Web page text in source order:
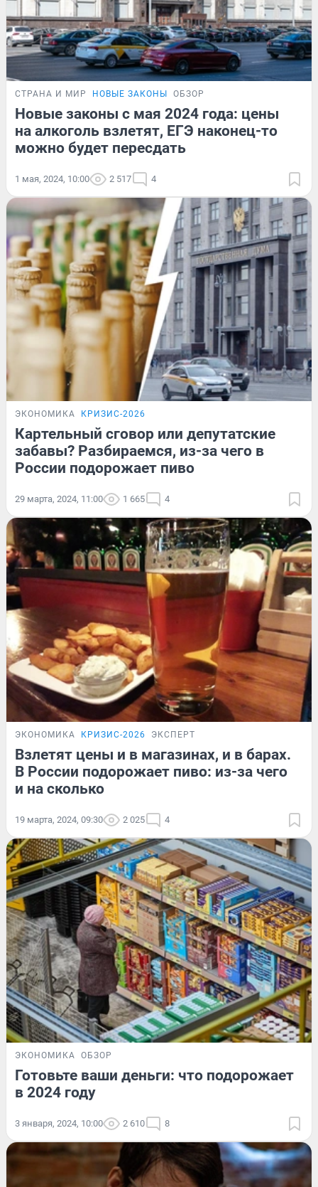
СТРАНА И МИР НОВЫЕ ЗАКОНЫ ОБЗОР
Новые законы с мая 2024 года: цены
на алкоголь взлетят, ЕГЭ наконец-то
можно будет пересдать
1 мая, 2024, 10:00 2 517 4
ЭКОНОМИКА КРИЗИС-2026
Картельный сговор или депутатские
забавы? Разбираемся, из-за чего в
России подорожает пиво
29 марта, 2024, 11:00 1 665 4
ЭКОНОМИКА КРИЗИС-2026 ЭКСПЕРТ
Взлетят цены и в магазинах, и в барах.
В России подорожает пиво: из-за чего
и на сколько
19 марта, 2024, 09:30 2 025 4
ЭКОНОМИКА ОБЗОР
Готовьте ваши деньги: что подорожает
в 2024 году
3 января, 2024, 10:00 2 610 8